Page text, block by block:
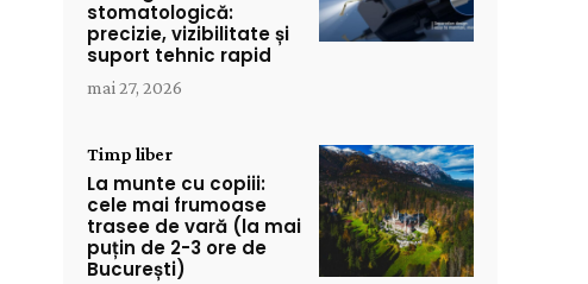
stomatologică:
precizie, vizibilitate și
suport tehnic rapid
mai 27, 2026
Timp liber
La munte cu copiii:
cele mai frumoase
trasee de vară (la mai
puțin de 2-3 ore de
București)